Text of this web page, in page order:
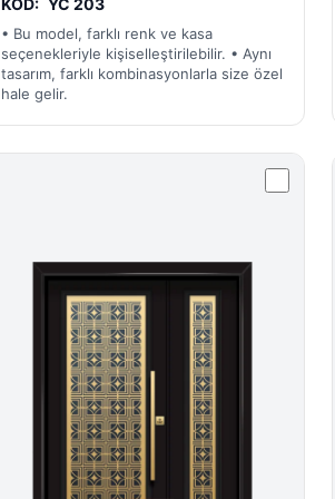
KOD: YC 203
• Bu model, farklı renk ve kasa
seçenekleriyle kişiselleştirilebilir. • Aynı
tasarım, farklı kombinasyonlarla size özel
hale gelir.